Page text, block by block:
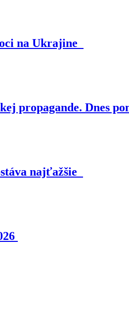
na Ukrajine
propagande. Dnes
najťažšie